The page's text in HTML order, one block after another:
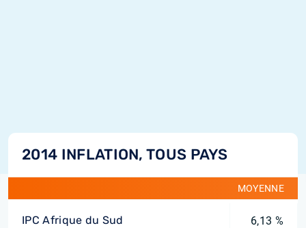
2014 INFLATION, TOUS PAYS
MOYENNE
IPC Afrique du Sud 6,13 %